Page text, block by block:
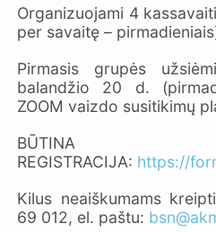
Organizuojami 4
per savaitę –
Pirmasis grupės
balandžio 20 d.
ZOOM vaizdo susitikimų
BŪTINA
REGISTRACIJA: https://
Kilus neaiškumams
69 012, el. paštu: